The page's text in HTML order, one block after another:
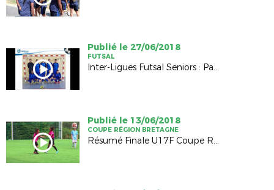
Publié le 27/06/2018
FUTSAL
Inter-Ligues Futsal Seniors : Pays de la Loire / Bretagne (2-4)
Publié le 13/06/2018
COUPE RÉGION BRETAGNE
Résumé Finale U17F Coupe Région Bretagne 2018